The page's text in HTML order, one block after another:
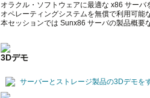
オラクル・ソフトウェアに最適な x86 サー
オペレーティングシステムを無償で利用可
本セッションでは Sunx86 サーバの製品概
3Dデモ
サーバーとストレージ製品の3Dデモを